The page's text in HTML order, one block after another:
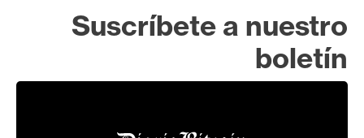
Suscríbete a nuestro
boletín